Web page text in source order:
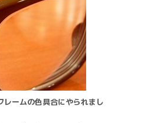
レームの色具合にやられまし